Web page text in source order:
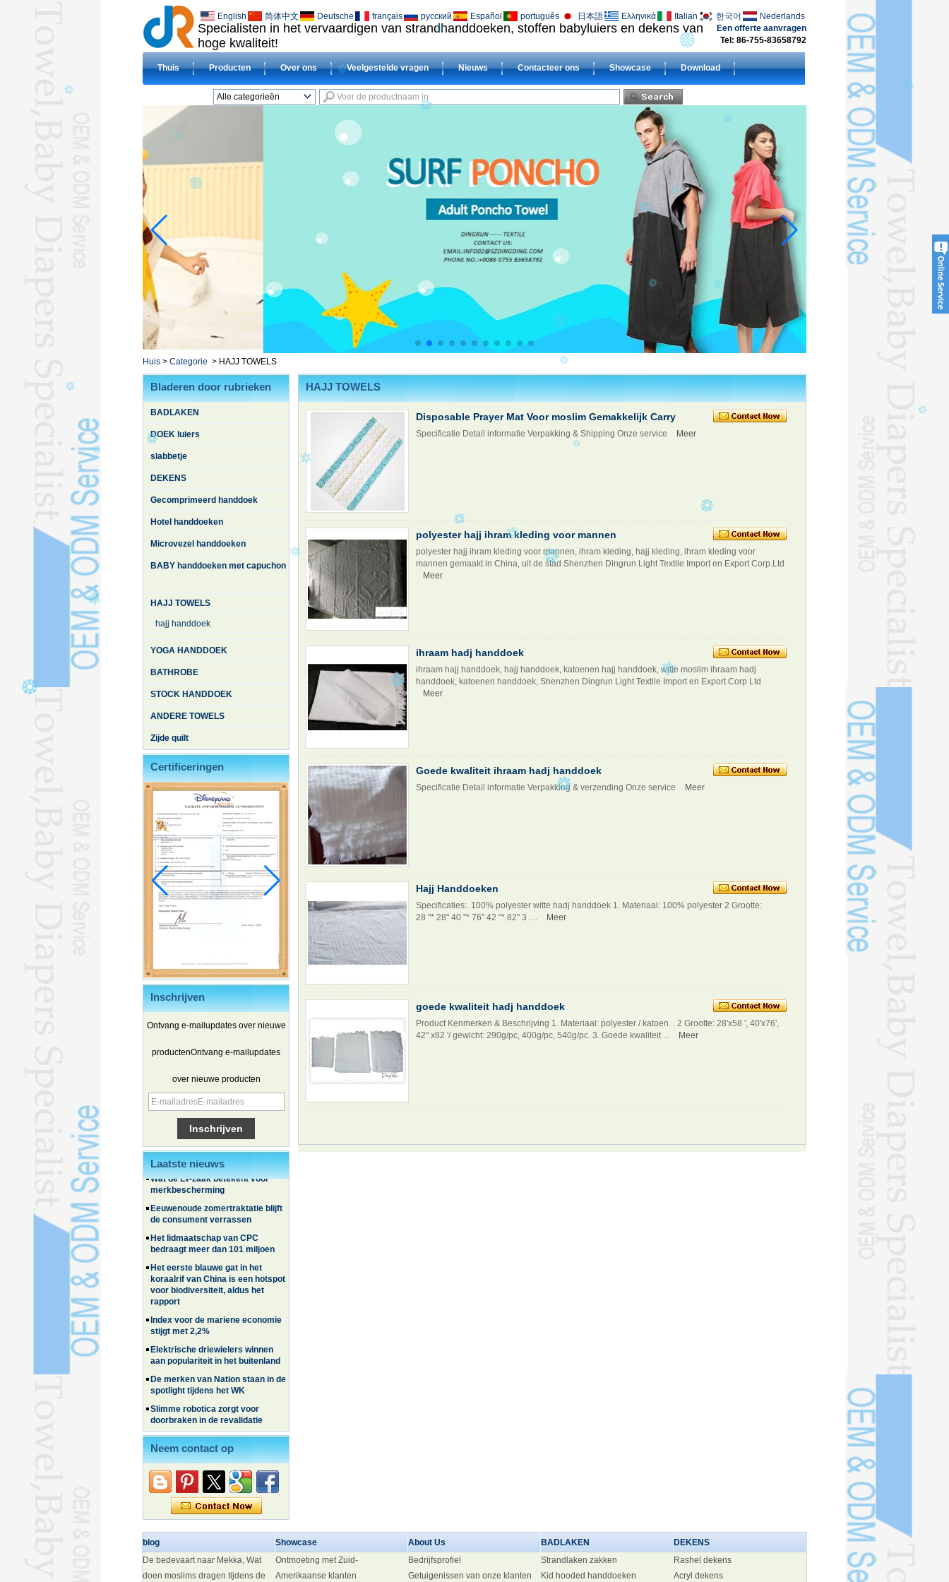
Specialisten in het vervaardigen van strandhanddoeken, stoffen babyluiers en dekens van
hoge kwaliteit!
Tel: 86-755-83658792
Een offerte aanvragen
English 简体中文 Deutsche français русский Español português 日本語 Ελληνικά Italian 한국어 Nederlands
Thuis Producten Over ons Veelgestelde vragen Nieuws Contacteer ons Showcase Download
Alle categorieën
DEKENSL
Microvezel
HAJJ TOWELSL
YOGA HANDDOEKL
BATHROBEL
STOCK HANDDOEKL
ANDERE TOWELSL
Huis > Categorie > HAJJ TOWELS
Bladeren door rubrieken
BADLAKEN
DOEK luiers
slabbetje
DEKENS
Gecomprimeerd handdoek
Hotel handdoeken
Microvezel handdoeken
BABY handdoeken met capuchon
HAJJ TOWELS
hajj handdoek
YOGA HANDDOEK
BATHROBE
STOCK HANDDOEK
ANDERE TOWELS
Zijde quilt
Certificeringen
Inschrijven
Ontvang e-mailupdates over nieuwe
productenOntvang e-mailupdates
over nieuwe producten
Laatste nieuws
Chinese elektrische voertuigen
winnen terrein in Zuid-Korea
Familie- en ervaringsreizen
zorgen voor een golf van reizen in
de zomer
Wat de LV-zaak betekent voor
merkbescherming
Eeuwenoude zomertraktatie blijft
de consument verrassen
Het lidmaatschap van CPC
bedraagt ​​meer dan 101 miljoen
Het eerste blauwe gat in het
koraalrif van China is een hotspot
voor biodiversiteit, aldus het
rapport
Index voor de mariene economie
stijgt met 2,2%
Elektrische driewielers winnen
aan populariteit in het buitenland
De merken van Nation staan ​​in de
spotlight tijdens het WK
Slimme robotica zorgt voor
doorbraken in de revalidatie
Chinese elektrische voertuigen
winnen terrein in Zuid-Korea
Familie- en ervaringsreizen
de zomer
Wat de LV-zaak betekent voor
merkbescherming
Het lidmaatschap van CPC
bedraagt ​​meer dan 101 miljoen
Neem contact op
HAJJ TOWELS
Disposable Prayer Mat Voor moslim Gemakkelijk Carry
Specificatie Detail informatie Verpakking & Shipping Onze service Meer
polyester hajj ihram kleding voor mannen
polyester hajj ihram kleding voor mannen, ihram kleding, hajj kleding, ihram kleding voor
mannen gemaakt in China, uit de stad Shenzhen Dingrun Light Textile Import en Export Corp.Ltd
Meer
ihraam hadj handdoek
ihraam hajj handdoek, hajj handdoek, katoenen hajj handdoek, witte moslim ihraam hadj
handdoek, katoenen handdoek, Shenzhen Dingrun Light Textile Import en Export Corp Ltd
Meer
Goede kwaliteit ihraam hadj handdoek
Specificatie Detail informatie Verpakking & verzending Onze service Meer
Hajj Handdoeken
Specificaties:. 100% polyester witte hadj handdoek 1. Materiaal: 100% polyester 2 Grootte:
28 "* 28" 40 "* 76" 42 "* 82" 3 ....
Meer
goede kwaliteit hadj handdoek
Product Kenmerken & Beschrijving 1. Materiaal: polyester / katoen. . 2 Grootte: 28'x58 ', 40'x76',
42'' x82 '/ gewicht: 290g/pc, 400g/pc, 540g/pc. 3. Goede kwaliteit ...
Meer
blog
De bedevaart naar Mekka, Wat
doen moslims dragen tijdens de
Showcase
Ontmoeting met Zuid-
Amerikaanse klanten
About Us
Bedrijfsprofiel
Getuigenissen van onze klanten
BADLAKEN
Strandlaken zakken
Kid hooded handdoeken
DEKENS
Rashel dekens
Acryl dekens